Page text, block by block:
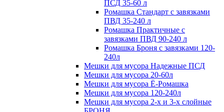
ПСД 35-60 л
Ромашка Стандарт с завязками
ПВД 35-240 л
Ромашка Практичные с
завязками ПВД 90-240 л
Ромашка Броня с завязками 120-
240л
Мешки для мусора Надежные ПСД
Мешки для мусора 20-60л
Мешки для мусора Ё-Ромашка
Мешки для мусора 120-240л
Мешки для мусора 2-х и 3-х слойные